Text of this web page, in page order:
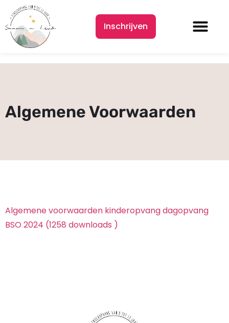
Inschrijven
Algemene Voorwaarden
Algemene voorwaarden kinderopvang dagopvang
BSO 2024 (1258 downloads )